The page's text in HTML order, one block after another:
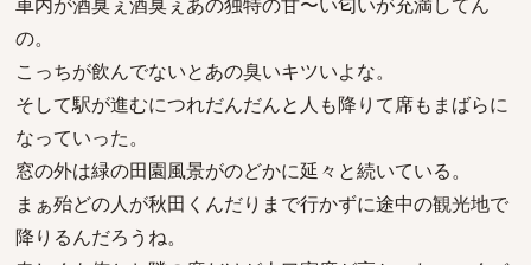
の。
こっちが飲んでないとあの臭いキツいよな。
そして駅が進むにつれだんだんと人も降りて席もまばらに
なっていった。
窓の外は緑の田園風景がのどかに延々と続いている。
まぁ殆どの人が秋田くんだりまで行かずに途中の観光地で
降りるんだろうね。